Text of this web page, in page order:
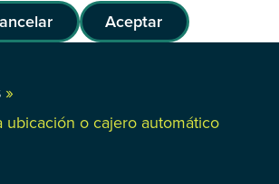
Aceptar
»
ubicación o cajero automático